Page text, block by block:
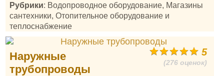
Рубрики: Водопроводное оборудование, Магазины
сантехники, Отопительное оборудование и
теплоснабжение
5
(276 оценок)
Наружные
трубопроводы